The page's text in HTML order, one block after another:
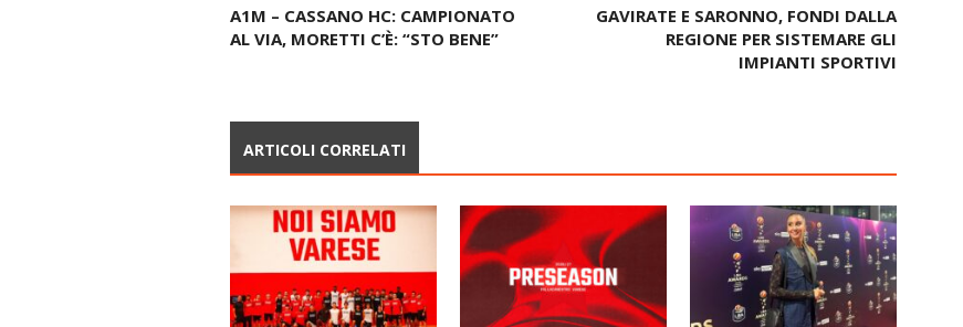
A1M – CASSANO HC: CAMPIONATO
AL VIA, MORETTI C’È: “STO BENE”
GAVIRATE E SARONNO, FONDI DALLA
REGIONE PER SISTEMARE GLI
IMPIANTI SPORTIVI
ARTICOLI CORRELATI